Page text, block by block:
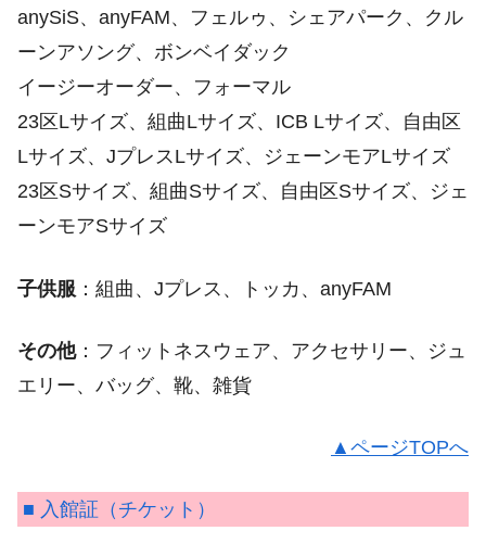
anySiS、anyFAM、フェルゥ、シェアパーク、クル
ーンアソング、ボンベイダック
イージーオーダー、フォーマル
23区Lサイズ、組曲Lサイズ、ICB Lサイズ、自由区
Lサイズ、JプレスLサイズ、ジェーンモアLサイズ
23区Sサイズ、組曲Sサイズ、自由区Sサイズ、ジェ
ーンモアSサイズ
子供服 ：組曲、Jプレス、トッカ、anyFAM
その他：フィットネスウェア、アクセサリー、ジュ
エリー、バッグ、靴、雑貨
▲ページTOPへ
■ 入館証（チケット）